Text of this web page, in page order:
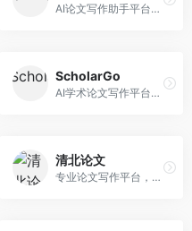
AI论文写作助手平台，提供智能化的学术写作支持。面向大学生和研究人员，支持多种学科论文生成，提供参考文献管理和格式规范服务，写作效率高。
ScholarGo
AI学术论文写作平台，专注于理工科领域的逻辑构建。面向理工科研究生和科研工作者，提供公式编辑、数据分析、论文结构优化等服务，理工科写作逻辑严谨。
清北论文
专业论文写作平台，依托高校学术资源。面向本科生和研究生，提供论文指导、写作辅助、查重检测等服务，学术规范性强，适合追求高质量论文的用户。